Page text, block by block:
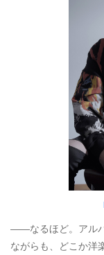
――なるほど。アル
ながらも、どこか洋